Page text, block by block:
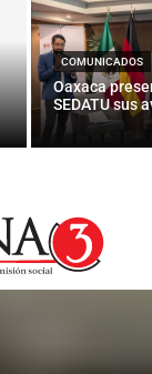
COMUNICADOS
Oaxaca
SEDATU sus